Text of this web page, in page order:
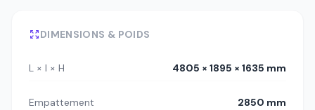
DIMENSIONS & POIDS
L × l × H 4805 × 1895 × 1635 mm
Empattement 2850 mm